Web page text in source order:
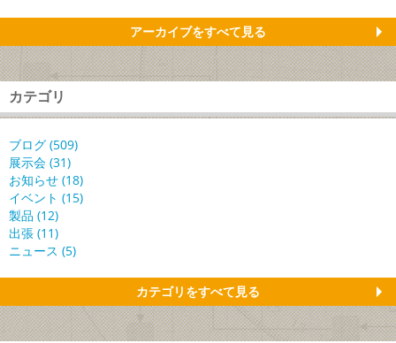
アーカイブをすべて見る
カテゴリ
ブログ (509)
展示会 (31)
お知らせ (18)
イベント (15)
製品 (12)
出張 (11)
ニュース (5)
カテゴリをすべて見る